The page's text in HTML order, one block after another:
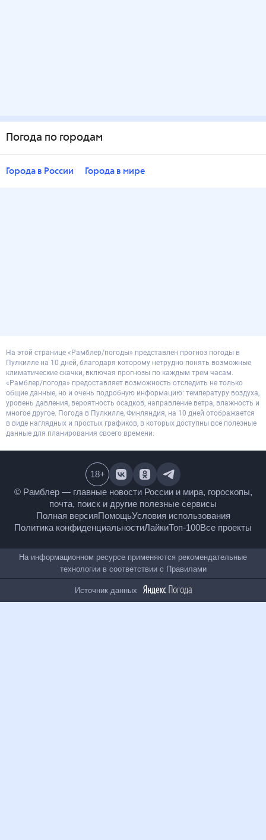
Погода по городам
Города в России Города в мире
На этой странице «Рамблер/погоды» представлен прогноз погоды в
Пулкилле на 10 дней, благодаря которому нетрудно понять возможные
климатические скачки, включая прогнозы по каждым трем часам.
«Рамблер/погода» предоставляет возможность отследить не только
общие данные, но и очень подробную информацию: температуру воздуха,
уровень давления, вероятность осадков, направление ветра, влажность и
многое другое. Погода в Пулкилле, Финляндия, на 10 дней отображается
в виде наглядных и простых графиков, в которых доступны все полезные
данные для планирования своего времени.
© Рамблер — главные новости России и мира,
гороскопы, почта, поиск и другие полезные сервисы
Полная версияПомощьУсловия использования
Политика конфиденциальностиЛайкиТоп-100
18+
На информационном ресурсе применяются
рекомендательные технологии в соответствии сПравилами
Источник данных